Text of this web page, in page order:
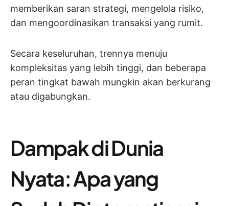
memberikan saran strategi, mengelola risiko,
dan mengoordinasikan transaksi yang rumit.
Secara keseluruhan, trennya menuju
kompleksitas yang lebih tinggi, dan beberapa
peran tingkat bawah mungkin akan berkurang
atau digabungkan.
Dampak di Dunia
Nyata: Apa yang